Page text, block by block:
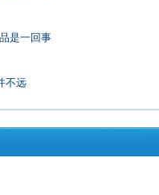
是一回事
不远